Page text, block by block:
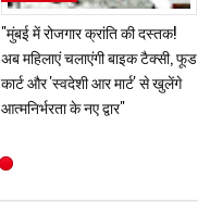
"मुंबई में रोजगार क्रांति की दस्तक!
अब महिलाएं चलाएंगी बाइक टैक्सी, फूड
कार्ट और 'स्वदेशी आर मार्ट' से खुलेंगे
आत्मनिर्भरता के नए द्वार"